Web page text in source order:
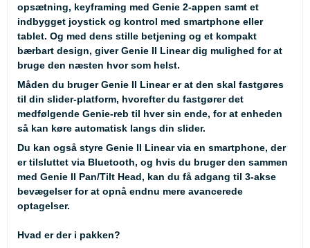
opsætning, keyframing med Genie 2-appen samt et
indbygget joystick og kontrol med smartphone eller
tablet. Og med dens stille betjening og et kompakt
bærbart design, giver Genie II Linear dig mulighed for at
bruge den næsten hvor som helst.
Måden du bruger Genie II Linear er at den skal fastgøres
til din slider-platform, hvorefter du fastgører det
medfølgende Genie-reb til hver sin ende, for at enheden
så kan køre automatisk langs din slider.
Du kan også styre Genie II Linear via en smartphone, der
er tilsluttet via Bluetooth, og hvis du bruger den sammen
med Genie II Pan/Tilt Head, kan du få adgang til 3-akse
bevægelser for at opnå endnu mere avancerede
optagelser.
Hvad er der i pakken?